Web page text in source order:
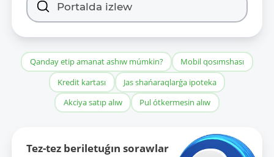
Qanday etip amanat ashıw múmkin?
Mobil qosımshası
Kredit kartası
Jas shańaraqlarǵa ipoteka
Akciya satıp alıw
Pul ótkermesin alıw
Tez-tez beriletuǵın sorawlar